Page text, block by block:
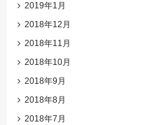
2019年1月
2018年12月
2018年11月
2018年10月
2018年9月
2018年8月
2018年7月